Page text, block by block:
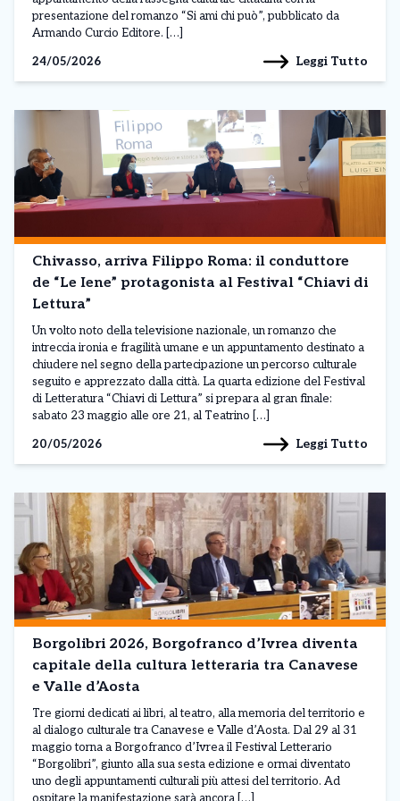
presentazione del romanzo “Si ami chi può”, pubblicato da
Armando Curcio Editore. […]
24/05/2026
Leggi Tutto
Chivasso, arriva Filippo Roma: il conduttore
de “Le Iene” protagonista al Festival “Chiavi di
Lettura”
Un volto noto della televisione nazionale, un romanzo che
intreccia ironia e fragilità umane e un appuntamento destinato a
chiudere nel segno della partecipazione un percorso culturale
seguito e apprezzato dalla città. La quarta edizione del Festival
di Letteratura “Chiavi di Lettura” si prepara al gran finale:
sabato 23 maggio alle ore 21, al Teatrino […]
20/05/2026
Leggi Tutto
Borgolibri 2026, Borgofranco d’Ivrea diventa
capitale della cultura letteraria tra Canavese
e Valle d’Aosta
Tre giorni dedicati ai libri, al teatro, alla memoria del territorio e
al dialogo culturale tra Canavese e Valle d’Aosta. Dal 29 al 31
maggio torna a Borgofranco d’Ivrea il Festival Letterario
“Borgolibri”, giunto alla sua sesta edizione e ormai diventato
uno degli appuntamenti culturali più attesi del territorio. Ad